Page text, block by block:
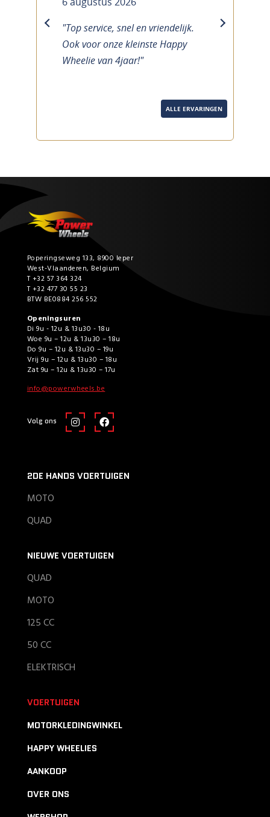
"Top service, snel en vriendelijk.
Ook voor onze kleinste Happy
Wheelie van 4jaar!"
previous next
ALLE ERVARINGEN
Poperingseweg 133, 8900 Ieper
West-Vlaanderen, Belgium
T +32 57 364 324
T +32 477 30 55 23
BTW BE0884 256 552
Openingsuren
Di 9u - 12u & 13u30 - 18u
Woe 9u – 12u & 13u30 – 18u
Do 9u – 12u & 13u30 – 19u
Vrij 9u – 12u & 13u30 – 18u
Zat 9u – 12u & 13u30 – 17u
info@powerwheels.be
Volg ons
2DE HANDS VOERTUIGEN
MOTO
QUAD
NIEUWE VOERTUIGEN
QUAD
MOTO
125 CC
50 CC
ELEKTRISCH
VOERTUIGEN
MOTORKLEDINGWINKEL
HAPPY WHEELIES
AANKOOP
OVER ONS